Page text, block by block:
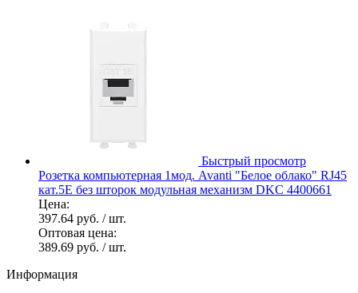
Быстрый просмотр
Розетка компьютерная 1мод. Avanti "Белое облако" RJ45
кат.5E без шторок модульная механизм DKC 4400661
Цена:
397.64 руб. / шт.
Оптовая цена:
389.69 руб. / шт.
Информация